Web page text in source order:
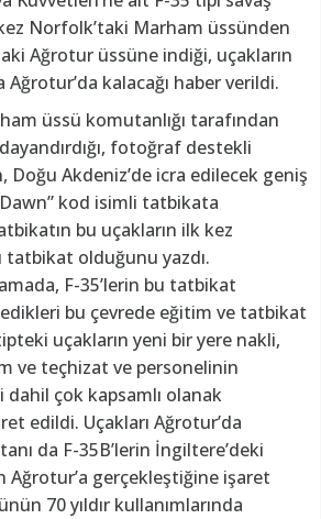
Norfolk’taki Marham üssünden
Ağrotur üssüne indiği, uçakların
kalacağı haber verildi.
üssü komutanlığı tarafından
fotoğraf destekli
Doğu Akdeniz’de icra edilecek geniş
kod isimli tatbikata
bu uçakların ilk kez
tatbikat olduğunu yazdı.
F-35’lerin bu tatbikat
bu çevrede eğitim ve tatbikat
uçakların yeni bir yere nakli,
ve teçhizat ve personelinin
dahil çok kapsamlı olanak
edildi. Uçakları Ağrotur’da
da F-35B’lerin İngiltere’deki
Ağrotur’a gerçekleştiğine işaret
70 yıldır kullanımlarında